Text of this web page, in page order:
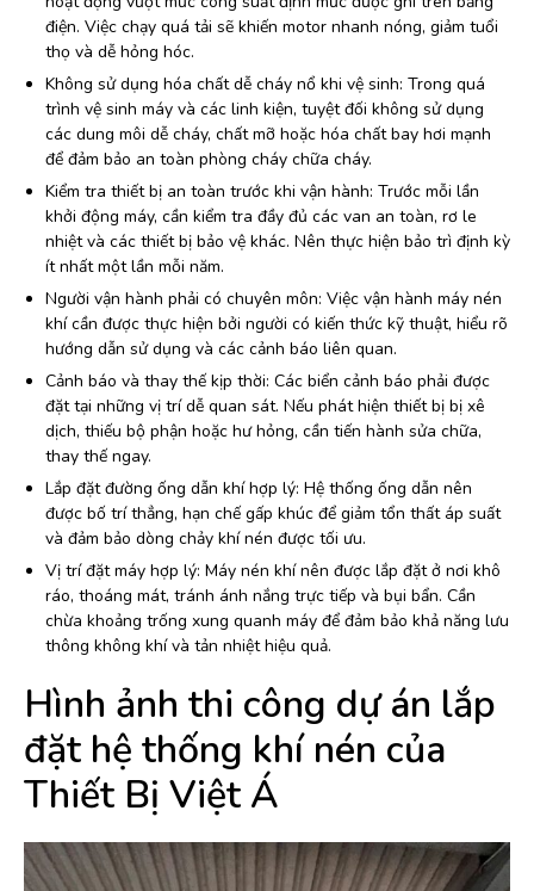
điện. Việc chạy quá tải sẽ khiến motor nhanh nóng, giảm tuổi
thọ và dễ hỏng hóc.
Không sử dụng hóa chất dễ cháy nổ khi vệ sinh: Trong quá
trình vệ sinh máy và các linh kiện, tuyệt đối không sử dụng
các dung môi dễ cháy, chất mỡ hoặc hóa chất bay hơi mạnh
để đảm bảo an toàn phòng cháy chữa cháy.
Kiểm tra thiết bị an toàn trước khi vận hành: Trước mỗi lần
khởi động máy, cần kiểm tra đầy đủ các van an toàn, rơ le
nhiệt và các thiết bị bảo vệ khác. Nên thực hiện bảo trì định kỳ
ít nhất một lần mỗi năm.
Người vận hành phải có chuyên môn: Việc vận hành máy nén
khí cần được thực hiện bởi người có kiến thức kỹ thuật, hiểu rõ
hướng dẫn sử dụng và các cảnh báo liên quan.
Cảnh báo và thay thế kịp thời: Các biển cảnh báo phải được
đặt tại những vị trí dễ quan sát. Nếu phát hiện thiết bị bị xê
dịch, thiếu bộ phận hoặc hư hỏng, cần tiến hành sửa chữa,
thay thế ngay.
Lắp đặt đường ống dẫn khí hợp lý: Hệ thống ống dẫn nên
được bố trí thẳng, hạn chế gấp khúc để giảm tổn thất áp suất
và đảm bảo dòng chảy khí nén được tối ưu.
Vị trí đặt máy hợp lý: Máy nén khí nên được lắp đặt ở nơi khô
ráo, thoáng mát, tránh ánh nắng trực tiếp và bụi bẩn. Cần
chừa khoảng trống xung quanh máy để đảm bảo khả năng lưu
thông không khí và tản nhiệt hiệu quả.
Hình ảnh thi công dự án lắp
đặt hệ thống khí nén của
Thiết Bị Việt Á